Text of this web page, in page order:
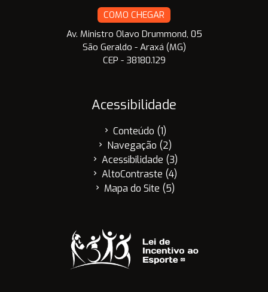
COMO CHEGAR
Av. Ministro Olavo Drummond, 05
São Geraldo - Araxá (MG)
CEP - 38180.129
Acessibilidade
chevron_right Conteúdo (1)
chevron_right Navegação (2)
chevron_right Acessibilidade (3)
chevron_right AltoContraste (4)
chevron_right Mapa do Site (5)